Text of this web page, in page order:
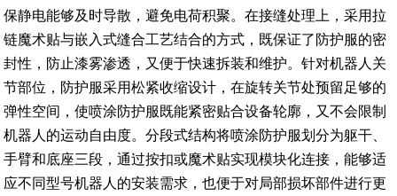
保静电能够及时导散，避免电荷积聚。在接缝处理上，采用拉
链魔术贴与嵌入式缝合工艺结合的方式，既保证了防护服的密
封性，防止漆雾渗透，又便于快速拆装和维护。针对机器人关
节部位，防护服采用松紧收缩设计，在旋转关节处预留足够的
弹性空间，使喷涂防护服既能紧密贴合设备轮廓，又不会限制
机器人的运动自由度。分段式结构将喷涂防护服划分为躯干、
手臂和底座三段，通过按扣或魔术贴实现模块化连接，能够适
应不同型号机器人的安装需求，也便于对局部损坏部件进行更